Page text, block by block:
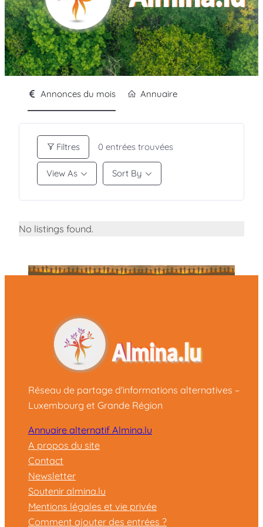
Annonces du mois Annuaire
Filtres 0 entrées trouvées
View As Sort By
No listings found.
Réseau de partage d'informations alternatives –
Luxembourg et Grande Région
Annuaire alternatif Almina.lu
A propos du site
Contact
Newsletter
Soutenir almina.lu
Mentions légales et vie privée
Comment ajouter des entrées ?